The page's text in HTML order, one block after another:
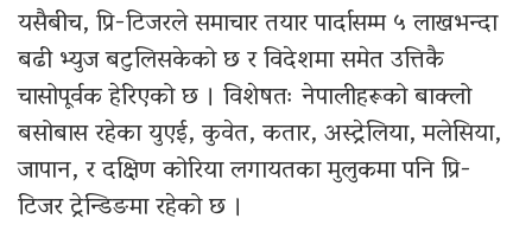
यसैबीच, प्रि-टिजरले समाचार तयार पार्दासम्म ५ लाखभन्दा
बढी भ्युज बटुलिसकेको छ र विदेशमा समेत उत्तिकै
चासोपूर्वक हेरिएको छ । विशेषतः नेपालीहरूको बाक्लो
बसोबास रहेका युएई, कुवेत, कतार, अस्ट्रेलिया, मलेसिया,
जापान, र दक्षिण कोरिया लगायतका मुलुकमा पनि प्रि-
टिजर ट्रेन्डिङमा रहेको छ ।